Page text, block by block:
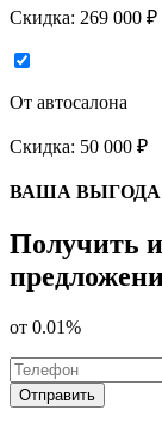
Скидка: 269 000 ₽
От автосалона
Скидка: 50 000 ₽
ВАША ВЫГОДА
Получить
от 0.01%
Отправить